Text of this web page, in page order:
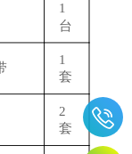
1
台
1
套
2
套